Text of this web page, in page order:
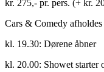
kr. 275,- pr. pers. (+ kr.
Cars & Comedy
kl. 19.30: Dørene åbner
kl. 20.00: Showet starter